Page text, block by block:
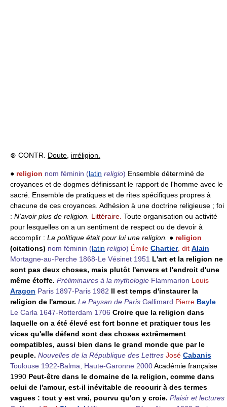
⊗ CONTR. Doute irréligion.
● religion nom féminin (latin religio) Ensemble déterminé de
croyances et de dogmes définissant le rapport de l'homme avec le
sacré. Ensemble de pratiques et de rites spécifiques propres à
chacune de ces croyances. Adhésion à une doctrine religieuse ; foi
: N'avoir plus de religion. Littéraire. Toute organisation ou activité
pour lesquelles on a un sentiment de respect ou de devoir à
accomplir : La politique était pour lui une religion. ● religion
(citations) nom féminin (latin religio) Émile Chartier, dit Alain
Mortagne-au-Perche 1868-Le Vésinet 1951 L'art et la religion ne
sont pas deux choses, mais plutôt l'envers et l'endroit d'une
même étoffe. Préliminaires à la mythologie Flammarion Louis
Aragon Paris 1897-Paris 1982 Il est temps d'instaurer la
religion de l'amour. Le Paysan de Paris Gallimard Pierre Bayle
Le Carla 1647-Rotterdam 1706 Croire que la religion dans
laquelle on a été élevé est fort bonne et pratiquer tous les
vices qu'elle défend sont des choses extrêmement
compatibles, aussi bien dans le grand monde que par le
peuple. Nouvelles de la République des Lettres José Cabanis
Toulouse 1922-Balma, Haute-Garonne 2000Académie française
1990 Peut-être dans le domaine de la religion, comme dans
celui de l'amour, est-il inévitable de recourir à des termes
vagues : tout y est vrai, pourvu qu'on y croie. Plaisir et lectures